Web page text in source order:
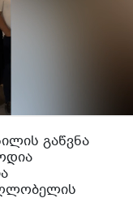
გაწვნა